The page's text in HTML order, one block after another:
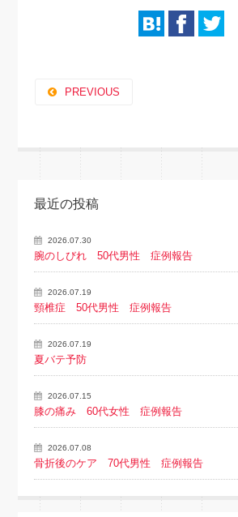
PREVIOUS
最近の投稿
2026.07.30
腕のしびれ 50代男性 症例報告
2026.07.19
頸椎症 50代男性 症例報告
2026.07.19
夏バテ予防
2026.07.15
膝の痛み 60代女性 症例報告
2026.07.08
骨折後のケア 70代男性 症例報告